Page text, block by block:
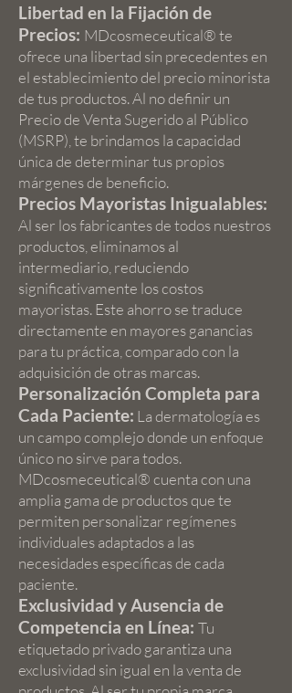
Libertad en la Fijación de
Precios: MDcosmeceutical® te
ofrece una libertad sin precedentes en
el establecimiento del precio minorista
de tus productos. Al no definir un
Precio de Venta Sugerido al Público
(MSRP), te brindamos la capacidad
única de determinar tus propios
márgenes de beneficio.
Precios Mayoristas Inigualables:
Al ser los fabricantes de todos nuestros
productos, eliminamos al
intermediario, reduciendo
significativamente los costos
mayoristas. Este ahorro se traduce
directamente en mayores ganancias
para tu práctica, comparado con la
adquisición de otras marcas.
Personalización Completa para
Cada Paciente: La dermatología es
un campo complejo donde un enfoque
único no sirve para todos.
MDcosmeceutical® cuenta con una
amplia gama de productos que te
permiten personalizar regímenes
individuales adaptados a las
necesidades específicas de cada
paciente.
Exclusividad y Ausencia de
Competencia en Línea: Tu
etiquetado privado garantiza una
exclusividad sin igual en la venta de